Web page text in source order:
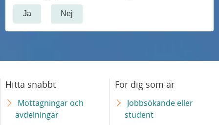
Ja Nej
Hitta snabbt
Mottagningar och
avdelningar
För dig som är
Jobbsökande eller
student